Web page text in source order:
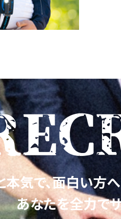
気で、面白い方
あなたを全力でサ